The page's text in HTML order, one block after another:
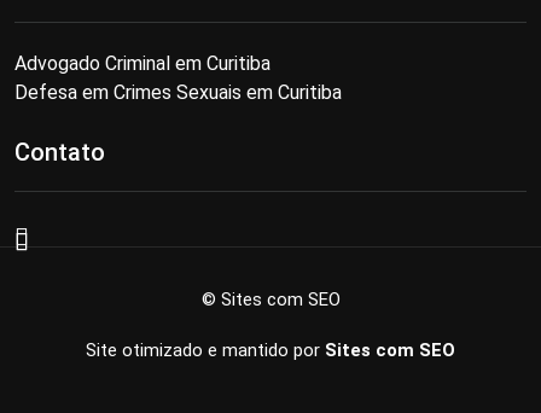
Advogado Criminal em Curitiba
Defesa em Crimes Sexuais em Curitiba
Contato
© Sites com SEO
Site otimizado e mantido por Sites com SEO